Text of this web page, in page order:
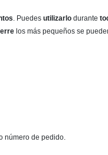
. Puedes utilizarlo durante
los más pequeños se
número de pedido.